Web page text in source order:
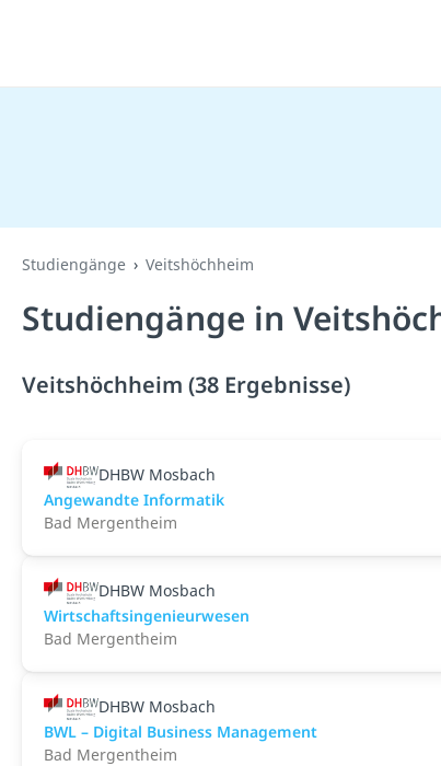
Studiengänge Veitshöchheim
Studiengänge in
Veitshöchheim (38 Ergebnisse)
DHBW Mosbach
Angewandte Informatik
Bad Mergentheim
DHBW Mosbach
Wirtschaftsingenieurwesen
Bad Mergentheim
DHBW Mosbach
BWL – Digital Business Management
Bad Mergentheim